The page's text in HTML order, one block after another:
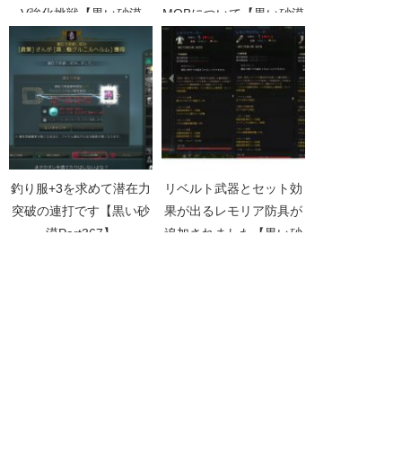
V強化挑戦【黒い砂漠
Part3656】
MOBについて【黒い砂漠
Part2439】
釣り服+3を求めて潜在力
突破の連打です【黒い砂
漠Part367】
リベルト武器とセット効
果が出るレモリア防具が
追加されました【黒い砂